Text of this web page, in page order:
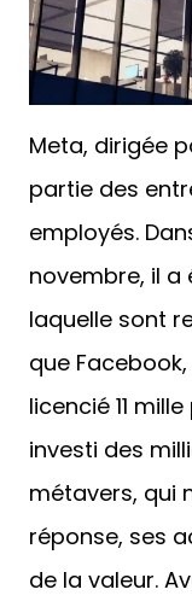
Meta, dirigée
partie des
employés.
novembre, il a
laquelle sont
que
licencié 11
investi des
métavers, qui
réponse, ses
de la valeur.